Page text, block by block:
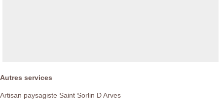
Autres services
Artisan paysagiste Saint Sorlin D Arves